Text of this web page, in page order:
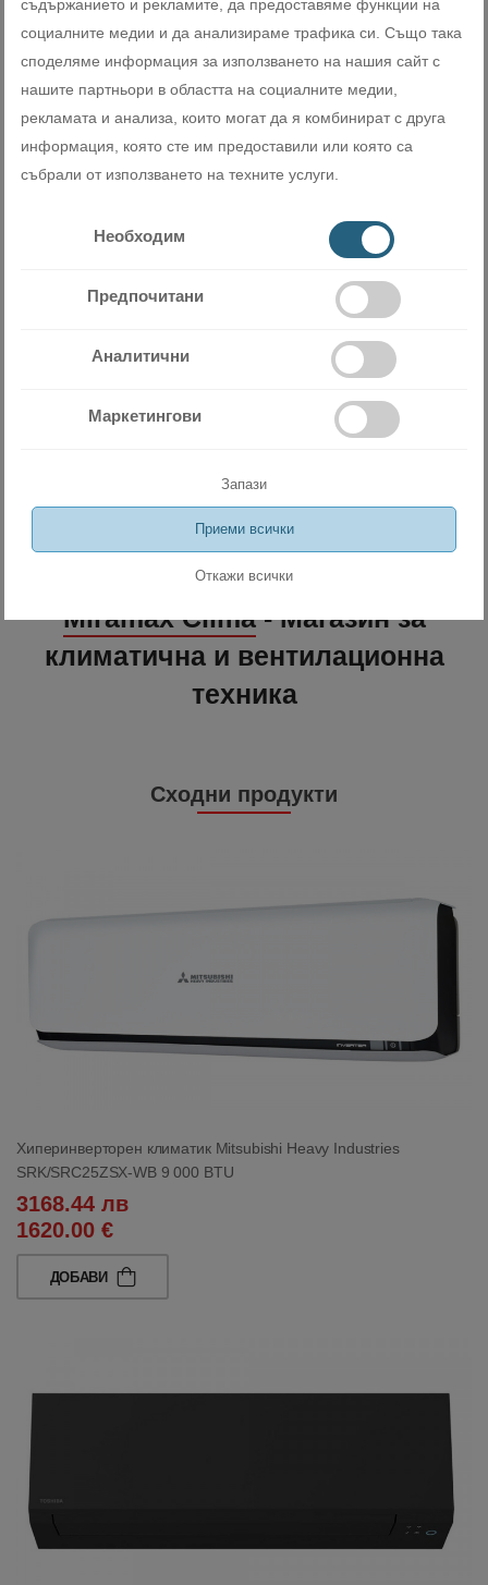
Фреон R32
Стенна серия YUKAI работи с новия фреон R32. Моделите
съчетават в себе си отлична ефективност и по-ниското
замърсяване на околната среда, благодарение на фреон
Miramax Clima- Магазин за
климатична и вентилационна
техника
Сходни продукти
Хиперинверторен климатик Mitsubishi Heavy Industries
SRK/SRC25ZSX-WB 9 000 BTU
3168.44 лв
1620.00 €
ДОБАВИ
съдържанието и рекламите, да предоставяме функции на
социалните медии и да анализираме трафика си. Също така
споделяме информация за използването на нашия сайт с
нашите партньори в областта на социалните медии,
рекламата и анализа, които могат да я комбинират с друга
информация, която сте им предоставили или която са
събрали от използването на техните услуги.
Необходим
Предпочитани
Аналитични
Маркетингови
Запази
Приеми всички
Откажи всички